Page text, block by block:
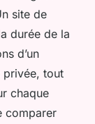
site de
durée de la
d’un
privée, tout
chaque
comparer